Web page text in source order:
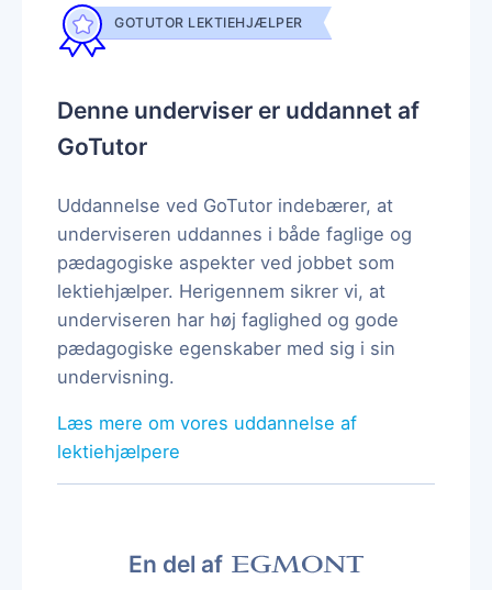
GOTUTOR LEKTIEHJÆLPER
Denne underviser er uddannet af
GoTutor
Uddannelse ved GoTutor indebærer, at
underviseren uddannes i både faglige og
pædagogiske aspekter ved jobbet som
lektiehjælper. Herigennem sikrer vi, at
underviseren har høj faglighed og gode
pædagogiske egenskaber med sig i sin
undervisning.
Læs mere om vores uddannelse af
lektiehjælpere
En del af